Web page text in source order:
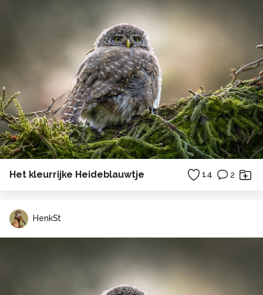
Het kleurrijke Heideblauwtje 14 2
HenkSt